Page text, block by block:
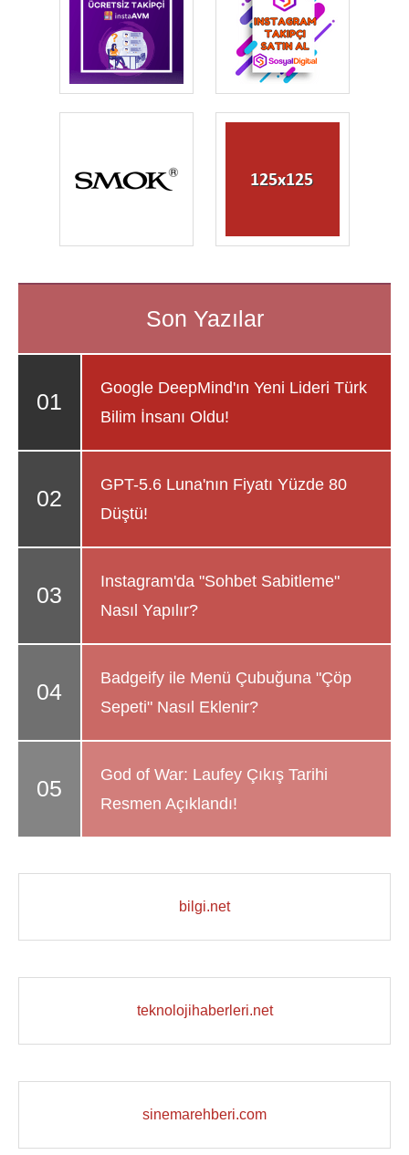
Google DeepMind'ın Yeni Lideri Türk
Bilim İnsanı Oldu!
GPT-5.6 Luna'nın Fiyatı Yüzde 80
Düştü!
Instagram'da "Sohbet Sabitleme"
Nasıl Yapılır?
Badgeify ile Menü Çubuğuna "Çöp
Sepeti" Nasıl Eklenir?
God of War: Laufey Çıkış Tarihi
Resmen Açıklandı!
bilgi.net
teknolojihaberleri.net
sinemarehberi.com